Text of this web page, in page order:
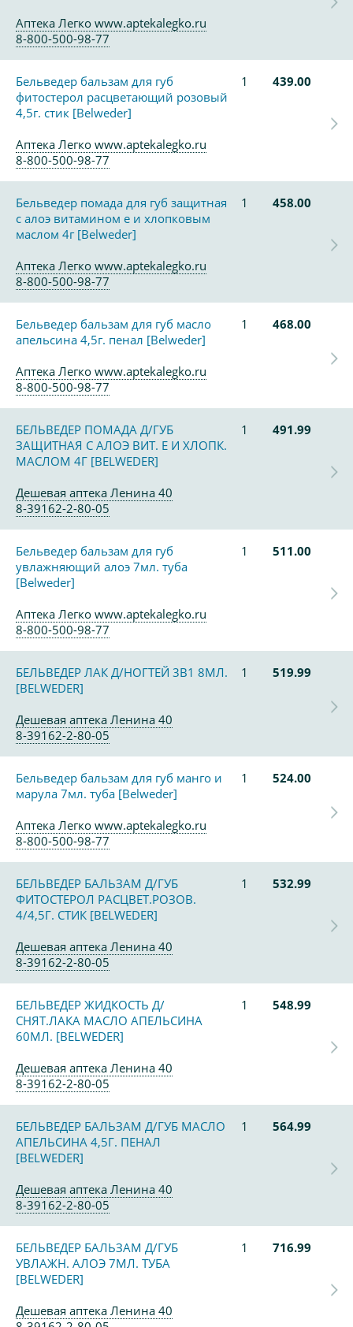
Аптека Легко www.aptekalegko.ru
8-800-500-98-77
Бельведер бальзам для губ
фитостерол расцветающий розовый
4,5г. стик [Belweder]
1 439.00
Аптека Легко www.aptekalegko.ru
8-800-500-98-77
Бельведер помада для губ защитная
с алоэ витамином е и хлопковым
маслом 4г [Belweder]
1 458.00
Аптека Легко www.aptekalegko.ru
8-800-500-98-77
Бельведер бальзам для губ масло
апельсина 4,5г. пенал [Belweder]
1 468.00
Аптека Легко www.aptekalegko.ru
8-800-500-98-77
БЕЛЬВЕДЕР ПОМАДА Д/ГУБ
ЗАЩИТНАЯ С АЛОЭ ВИТ. Е И ХЛОПК.
МАСЛОМ 4Г [BELWEDER]
1 491.99
Дешевая аптека Ленина 40
8-39162-2-80-05
Бельведер бальзам для губ
увлажняющий алоэ 7мл. туба
[Belweder]
1 511.00
Аптека Легко www.aptekalegko.ru
8-800-500-98-77
БЕЛЬВЕДЕР ЛАК Д/НОГТЕЙ 3В1 8МЛ.
[BELWEDER]
1 519.99
Дешевая аптека Ленина 40
8-39162-2-80-05
Бельведер бальзам для губ манго и
марула 7мл. туба [Belweder]
1 524.00
Аптека Легко www.aptekalegko.ru
8-800-500-98-77
БЕЛЬВЕДЕР БАЛЬЗАМ Д/ГУБ
ФИТОСТЕРОЛ РАСЦВЕТ.РОЗОВ.
4/4,5Г. СТИК [BELWEDER]
1 532.99
Дешевая аптека Ленина 40
8-39162-2-80-05
БЕЛЬВЕДЕР ЖИДКОСТЬ Д/
СНЯТ.ЛАКА МАСЛО АПЕЛЬСИНА
60МЛ. [BELWEDER]
1 548.99
Дешевая аптека Ленина 40
8-39162-2-80-05
БЕЛЬВЕДЕР БАЛЬЗАМ Д/ГУБ МАСЛО
АПЕЛЬСИНА 4,5Г. ПЕНАЛ
[BELWEDER]
1 564.99
Дешевая аптека Ленина 40
8-39162-2-80-05
БЕЛЬВЕДЕР БАЛЬЗАМ Д/ГУБ
УВЛАЖН. АЛОЭ 7МЛ. ТУБА
[BELWEDER]
1 716.99
Дешевая аптека Ленина 40